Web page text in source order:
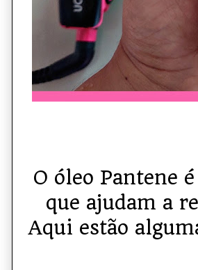
O óleo Pantene
que ajudam a
Aqui estão